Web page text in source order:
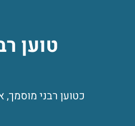
טוען
כטוען רבני